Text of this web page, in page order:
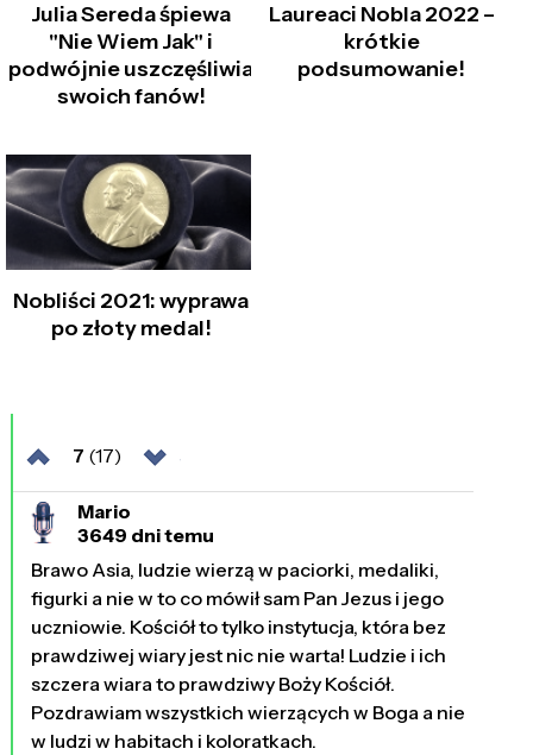
Julia Sereda śpiewa
"Nie Wiem Jak" i
podwójnie uszczęśliwia
swoich fanów!
Laureaci Nobla 2022 –
krótkie
podsumowanie!
Nobliści 2021: wyprawa
po złoty medal!
7 (17)
Mario
3649 dni temu
Brawo Asia, ludzie wierzą w paciorki, medaliki,
figurki a nie w to co mówił sam Pan Jezus i jego
uczniowie. Kościół to tylko instytucja, która bez
prawdziwej wiary jest nic nie warta! Ludzie i ich
szczera wiara to prawdziwy Boży Kościół.
Pozdrawiam wszystkich wierzących w Boga a nie
w ludzi w habitach i koloratkach.